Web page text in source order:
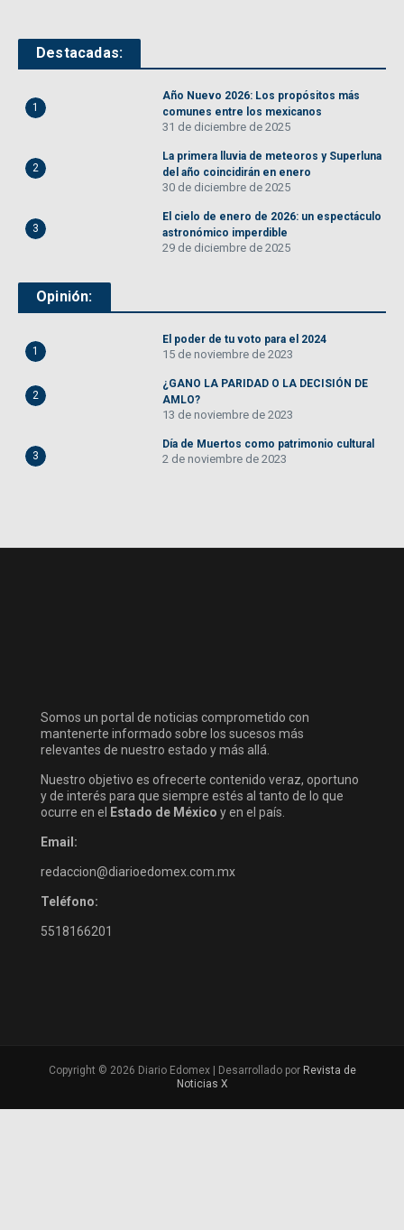
Destacadas:
1
Año Nuevo 2026: Los propósitos más
comunes entre los mexicanos
31 de diciembre de 2025
2
La primera lluvia de meteoros y Superluna
del año coincidirán en enero
30 de diciembre de 2025
3
El cielo de enero de 2026: un espectáculo
astronómico imperdible
29 de diciembre de 2025
Opinión:
1
El poder de tu voto para el 2024
15 de noviembre de 2023
2
¿GANO LA PARIDAD O LA DECISIÓN DE
AMLO?
13 de noviembre de 2023
3
Día de Muertos como patrimonio cultural
2 de noviembre de 2023
Somos un portal de noticias comprometido con
mantenerte informado sobre los sucesos más
relevantes de nuestro estado y más allá.
Nuestro objetivo es ofrecerte contenido veraz, oportuno
y de interés para que siempre estés al tanto de lo que
ocurre en el
Estado de México y en el país.
Email:
redaccion@diarioedomex.com.mx
Teléfono:
5518166201
Copyright © 2026 Diario Edomex | Desarrollado por Revista de
Noticias X